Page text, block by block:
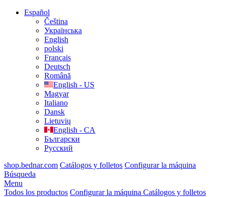
Español
Čeština
Українська
English
polski
Français
Deutsch
Română
English - US
Magyar
Italiano
Dansk
Lietuvių
English - CA
Български
Русский
shop.bednar.com Catálogos y folletos Configurar la máquina
Búsqueda
Menu
Todos los productos Configurar la máquina Catálogos y folletos